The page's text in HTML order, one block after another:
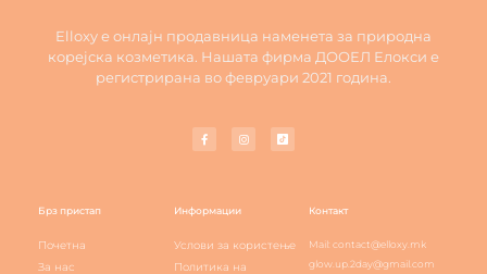
Elloxy е онлајн продавница наменета за природна
корејска козметика. Нашата фирма ДООЕЛ Елокси е
регистрирана во февруари 2021 година.
Брз пристап
Почетна
За нас
Информации
Услови за користење
Политика на
Контакт
Mail: contact@elloxy.mk
glow.up.2day@gmail.com